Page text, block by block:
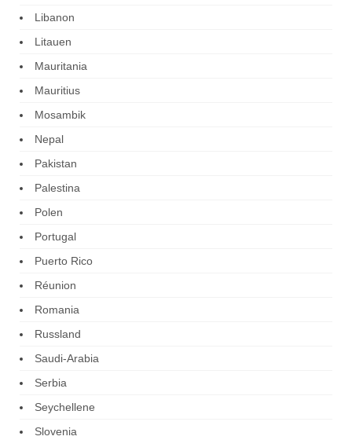
Libanon
Litauen
Mauritania
Mauritius
Mosambik
Nepal
Pakistan
Palestina
Polen
Portugal
Puerto Rico
Réunion
Romania
Russland
Saudi-Arabia
Serbia
Seychellene
Slovenia